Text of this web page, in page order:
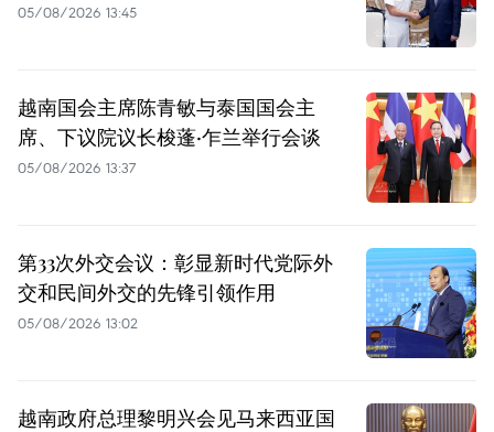
05/08/2026 13:45
越南国会主席陈青敏与泰国国会主
席、下议院议长梭蓬·乍兰举行会谈
05/08/2026 13:37
第33次外交会议：彰显新时代党际外
交和民间外交的先锋引领作用
05/08/2026 13:02
越南政府总理黎明兴会见马来西亚国